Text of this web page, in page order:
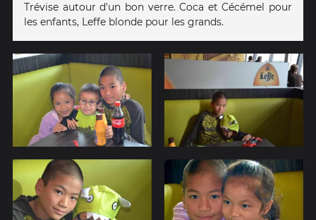
Trévise autour d'un bon verre. Coca et Cécémel pour
les enfants, Leffe blonde pour les grands.